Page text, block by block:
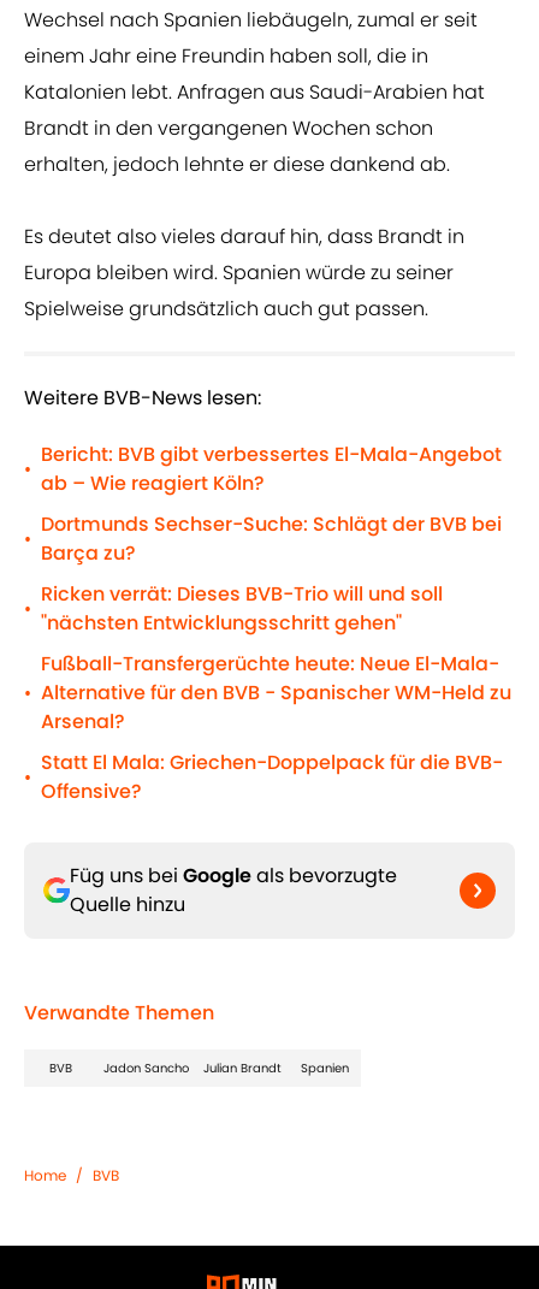
Wechsel nach Spanien liebäugeln, zumal er seit
einem Jahr eine Freundin haben soll, die in
Katalonien lebt. Anfragen aus Saudi-Arabien hat
Brandt in den vergangenen Wochen schon
erhalten, jedoch lehnte er diese dankend ab.
Es deutet also vieles darauf hin, dass Brandt in
Europa bleiben wird. Spanien würde zu seiner
Spielweise grundsätzlich auch gut passen.
Weitere BVB-News lesen:
•
Bericht: BVB gibt verbessertes El-Mala-Angebot
ab – Wie reagiert Köln?
•
Dortmunds Sechser-Suche: Schlägt der BVB bei
Barça zu?
•
Ricken verrät: Dieses BVB-Trio will und soll
"nächsten Entwicklungsschritt gehen"
•
Fußball-Transfergerüchte heute: Neue El-Mala-
Alternative für den BVB - Spanischer WM-Held zu
Arsenal?
•
Statt El Mala: Griechen-Doppelpack für die BVB-
Offensive?
Füg uns bei Googleals bevorzugte
Quelle hinzu
Verwandte Themen
BVB Jadon Sancho Julian Brandt Spanien
Home / BVB